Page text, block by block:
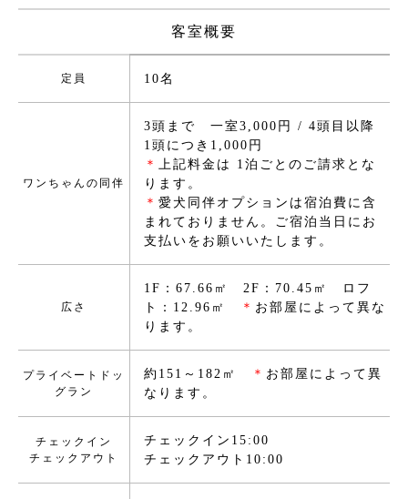
客室概要
定員 10名
ワンちゃんの同伴
3頭まで 一室3,000円 / 4頭目以降
1頭につき1,000円
＊ 上記料金は 1泊ごとのご請求とな
ります。
＊ 愛犬同伴オプションは宿泊費に含
まれておりません。ご宿泊当日にお
支払いをお願いいたします。
広さ
1F：67.66㎡ 2F：70.45㎡ ロフ
ト：12.96㎡
＊ お部屋によって異な
ります。
プライベートドッ
グラン
約151～182㎡ ＊ お部屋によって異
なります。
チェックイン
チェックアウト
チェックイン15:00
チェックアウト10:00